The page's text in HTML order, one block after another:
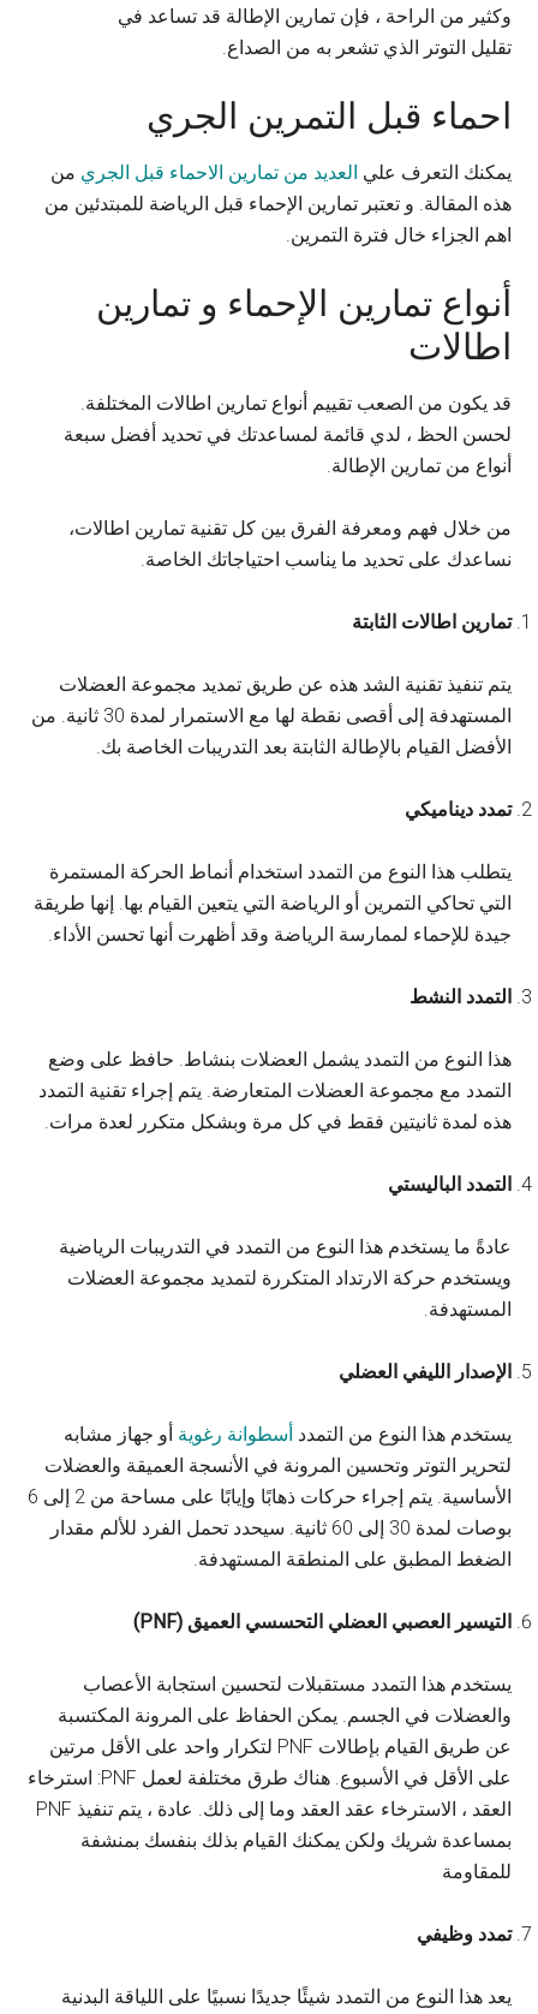
وكثير من الراحة ، فإن تمارين الإطالة قد تساعد في
تقليل التوتر الذي تشعر به من الصداع.
احماء قبل التمرين الجري
يمكنك التعرف علي العديد من تمارين الاحماء قبل الجري من
هذه المقالة. و تعتبر تمارين الإحماء قبل الرياضة للمبتدئين من
اهم الجزاء خال فترة التمرين.
أنواع تمارين الإحماء و تمارين
اطالات
قد يكون من الصعب تقييم أنواع تمارين اطالات المختلفة.
لحسن الحظ ، لدي قائمة لمساعدتك في تحديد أفضل سبعة
أنواع من تمارين الإطالة.
من خلال فهم ومعرفة الفرق بين كل تقنية تمارين اطالات،
نساعدك على تحديد ما يناسب احتياجاتك الخاصة.
تمارين اطالات الثابتة
يتم تنفيذ تقنية الشد هذه عن طريق تمديد مجموعة العضلات
المستهدفة إلى أقصى نقطة لها مع الاستمرار لمدة 30 ثانية. من
الأفضل القيام بالإطالة الثابتة بعد التدريبات الخاصة بك.
تمدد ديناميكي
يتطلب هذا النوع من التمدد استخدام أنماط الحركة المستمرة
التي تحاكي التمرين أو الرياضة التي يتعين القيام بها. إنها طريقة
جيدة للإحماء لممارسة الرياضة وقد أظهرت أنها تحسن الأداء.
التمدد النشط
هذا النوع من التمدد يشمل العضلات بنشاط. حافظ على وضع
التمدد مع مجموعة العضلات المتعارضة. يتم إجراء تقنية التمدد
هذه لمدة ثانيتين فقط في كل مرة وبشكل متكرر لعدة مرات.
التمدد الباليستي
عادةً ما يستخدم هذا النوع من التمدد في التدريبات الرياضية
ويستخدم حركة الارتداد المتكررة لتمديد مجموعة العضلات
المستهدفة.
الإصدار الليفي العضلي
يستخدم هذا النوع من التمدد أسطوانة رغوية أو جهاز مشابه
لتحرير التوتر وتحسين المرونة في الأنسجة العميقة والعضلات
الأساسية. يتم إجراء حركات ذهابًا وإيابًا على مساحة من 2 إلى 6
بوصات لمدة 30 إلى 60 ثانية. سيحدد تحمل الفرد للألم مقدار
الضغط المطبق على المنطقة المستهدفة.
التيسير العصبي العضلي التحسسي العميق (PNF)
يستخدم هذا التمدد مستقبلات لتحسين استجابة الأعصاب
والعضلات في الجسم. يمكن الحفاظ على المرونة المكتسبة
عن طريق القيام بإطالات PNF لتكرار واحد على الأقل مرتين
على الأقل في الأسبوع. هناك طرق مختلفة لعمل PNF: استرخاء
العقد ، الاسترخاء عقد العقد وما إلى ذلك. عادة ، يتم تنفيذ PNF
بمساعدة شريك ولكن يمكنك القيام بذلك بنفسك بمنشفة
للمقاومة
تمدد وظيفي
يعد هذا النوع من التمدد شيئًا جديدًا نسبيًا على اللياقة البدنية